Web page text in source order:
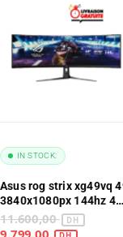
Asus rog strix xg49vq
3840x1080px 144hz 4
ms curved11.600,00
IN STOCK: